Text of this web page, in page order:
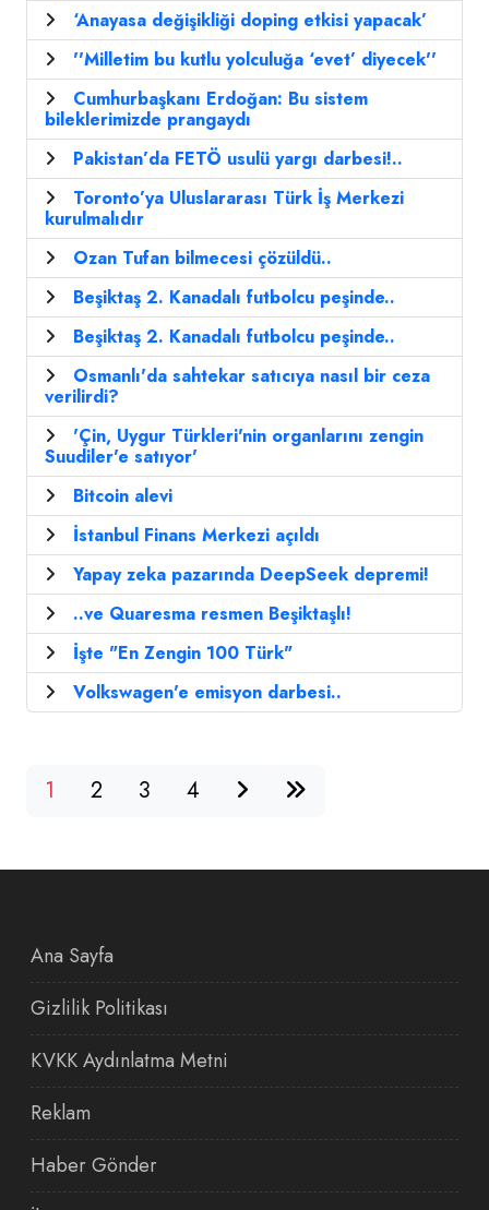
‘Anayasa değişikliği doping etkisi yapacak’
''Milletim bu kutlu yolculuğa ‘evet’ diyecek''
Cumhurbaşkanı Erdoğan: Bu sistem
bileklerimizde prangaydı
Pakistan’da FETÖ usulü yargı darbesi!..
Toronto’ya Uluslararası Türk İş Merkezi
kurulmalıdır
Ozan Tufan bilmecesi çözüldü..
Beşiktaş 2. Kanadalı futbolcu peşinde..
Beşiktaş 2. Kanadalı futbolcu peşinde..
Osmanlı'da sahtekar satıcıya nasıl bir ceza
verilirdi?
'Çin, Uygur Türkleri'nin organlarını zengin
Suudiler'e satıyor'
Bitcoin alevi
İstanbul Finans Merkezi açıldı
Yapay zeka pazarında DeepSeek depremi!
..ve Quaresma resmen Beşiktaşlı!
İşte "En Zengin 100 Türk"
Volkswagen'e emisyon darbesi..
1 2 3 4
Ana Sayfa
Gizlilik Politikası
KVKK Aydınlatma Metni
Reklam
Haber Gönder